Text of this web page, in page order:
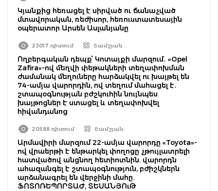
Կյանքից հեռացել է սիրված ու ճանաչված
մտավորական, ռեժիսոր, հեռուստատեսային
օպերատոր Արսեն Ասլանյանը
23017 դիտում Շամշյան
Ողբերգական դեպք՝ Կոտայքի մարզում․ «Opel
Zafira»-ով մեղվի փեթակների տեղափոխման
ժամանակ մեղուները հարձակվել ու խայթել են
74-ամյա վարորդին, ով տեղում մահացել է․
շտապօգնության բժշկուհին նույնպես
խայթոցներ է ստացել և տեղափոխվել
հիվանդանոց
20588 դիտում Շամշյան
Արմավիրի մարզում 22-ամյա վարորդը «Toyota»-
ով վրաերթի է ենթարկել փողոցը չթույլատրելի
հատվածով անցնող հետիոտնին. վարորդն
ահազանգել է շտապօգնություն, բժիշկներն
արձանագրել են վերջինի մահը.
ՖՈՏՈՌԵՊՈՐՏԱԺ, ՏԵՍԱՆՅՈւԹ